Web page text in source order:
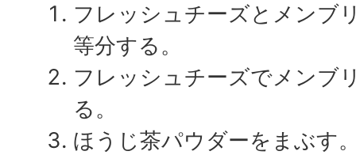
フレッシュチーズとメンブ
等分する。
フレッシュチーズでメンブ
る。
ほうじ茶パウダーをまぶす